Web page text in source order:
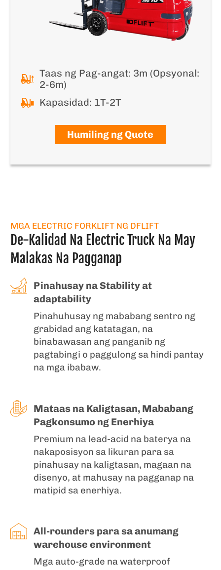
Taas ng Pag-angat: 3m (Opsyonal:
2-6m)
Kapasidad: 1T-2T
Humiling ng Quote
MGA ELECTRIC FORKLIFT NG DFLIFT
De-Kalidad Na Electric Truck Na May
Malakas Na Pagganap
Pinahusay na Stability at
adaptability
Pinahuhusay ng mababang sentro ng
grabidad ang katatagan, na
binabawasan ang panganib ng
pagtabingi o paggulong sa hindi pantay
na mga ibabaw.
Mataas na Kaligtasan, Mababang
Pagkonsumo ng Enerhiya
Premium na lead-acid na baterya na
nakaposisyon sa likuran para sa
pinahusay na kaligtasan, magaan na
disenyo, at mahusay na pagganap na
matipid sa enerhiya.
All-rounders para sa anumang
warehouse environment
Mga auto-grade na waterproof